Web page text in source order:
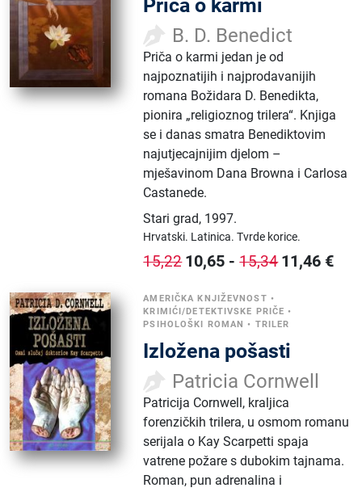
Priča o karmi
B. D. Benedict
Priča o karmi jedan je od
najpoznatijih i najprodavanijih
romana Božidara D. Benedikta,
pionira „religioznog trilera“. Knjiga
se i danas smatra Benediktovim
najutjecajnijim djelom –
mješavinom Dana Browna i Carlosa
Castanede.
Stari grad, 1997.
Hrvatski. Latinica.Tvrde korice.
15,22 10,65 -15,34 11,46 €
AMERIČKA KNJIŽEVNOST •
KRIMIĆI/DETEKTIVSKE PRIČE •
PSIHOLOŠKI ROMAN • TRILER
Izložena pošasti
Patricia Cornwell
Patricija Cornwell, kraljica
forenzičkih trilera, u osmom romanu
serijala o Kay Scarpetti spaja
vatrene požare s dubokim tajnama.
Roman, pun adrenalina i